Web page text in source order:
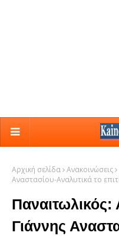
Αρχική σελίδα Ανακοινώσεις
Αναστασίου-Αναλυτικά το
Γιάννης